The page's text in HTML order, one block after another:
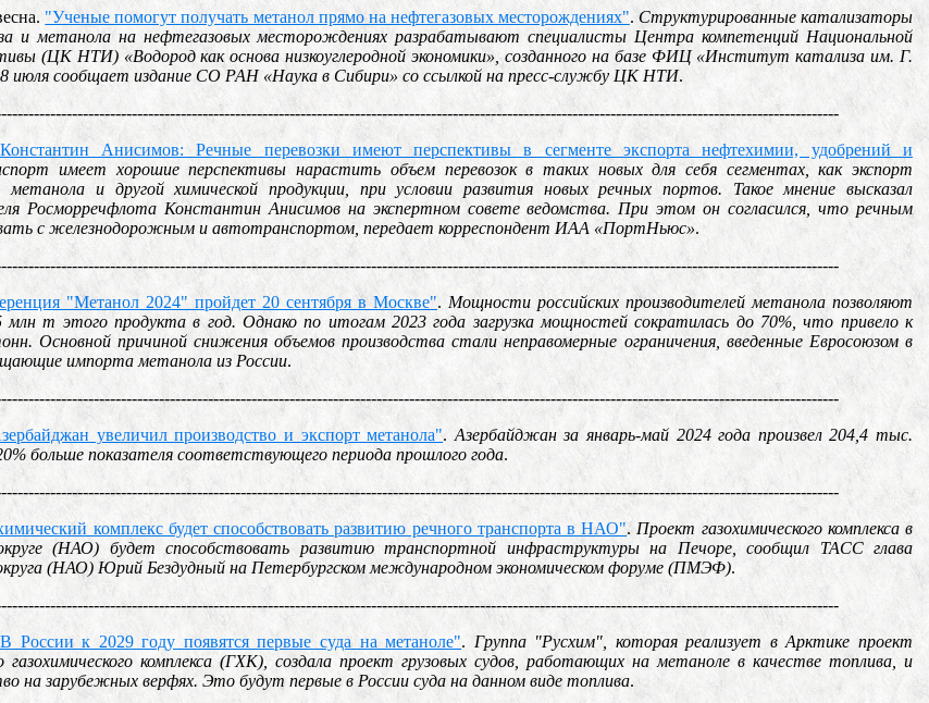
"Ученые помогут получать метанол прямо на нефтегазовых месторождениях".Структурированные катализаторы
и метанола на нефтегазовых месторождениях разрабатывают специалисты Центра компетенций Национальной
(ЦК НТИ) «Водород как основа низкоуглеродной экономики», созданного на базе ФИЦ «Институт катализа им. Г.
июля сообщает издание СО РАН «Наука в Сибири» со ссылкой на пресс-службу ЦК НТИ.
Анисимов: Речные перевозки имеют перспективы в сегменте экспорта нефтехимии, удобрений и
имеет хорошие перспективы нарастить объем перевозок в таких новых для себя сегментах, как экспорт
метанола и другой химической продукции, при условии развития новых речных портов. Такое мнение высказал
Росморречфлота Константин Анисимов на экспертном совете ведомства. При этом он согласился, что речным
с железнодорожным и автотранспортом, передает корреспондент ИАА «ПортНьюс».
"Метанол 2024" пройдет 20 сентября в Москве". Мощности российских производителей метанола позволяют
млн т этого продукта в год. Однако по итогам 2023 года загрузка мощностей сократилась до 70%, что привело к
Основной причиной снижения объемов производства стали неправомерные ограничения, введенные Евросоюзом в
импорта метанола из России.
увеличил производство и экспорт метанола". Азербайджан за январь-май 2024 года произвел 204,4 тыс.
больше показателя соответствующего периода прошлого года.
комплекс будет способствовать развитию речного транспорта в НАО". Проект газохимического комплекса в
(НАО) будет способствовать развитию транспортной инфраструктуры на Печоре, сообщил ТАСС глава
(НАО) Юрий Бездудный на Петербургском международном экономическом форуме (ПМЭФ).
России к 2029 году появятся первые суда на метаноле". Группа "Русхим", которая реализует в Арктике проект
газохимического комплекса (ГХК), создала проект грузовых судов, работающих на метаноле в качестве топлива, и
на зарубежных верфях. Это будут первые в России суда на данном виде топлива.